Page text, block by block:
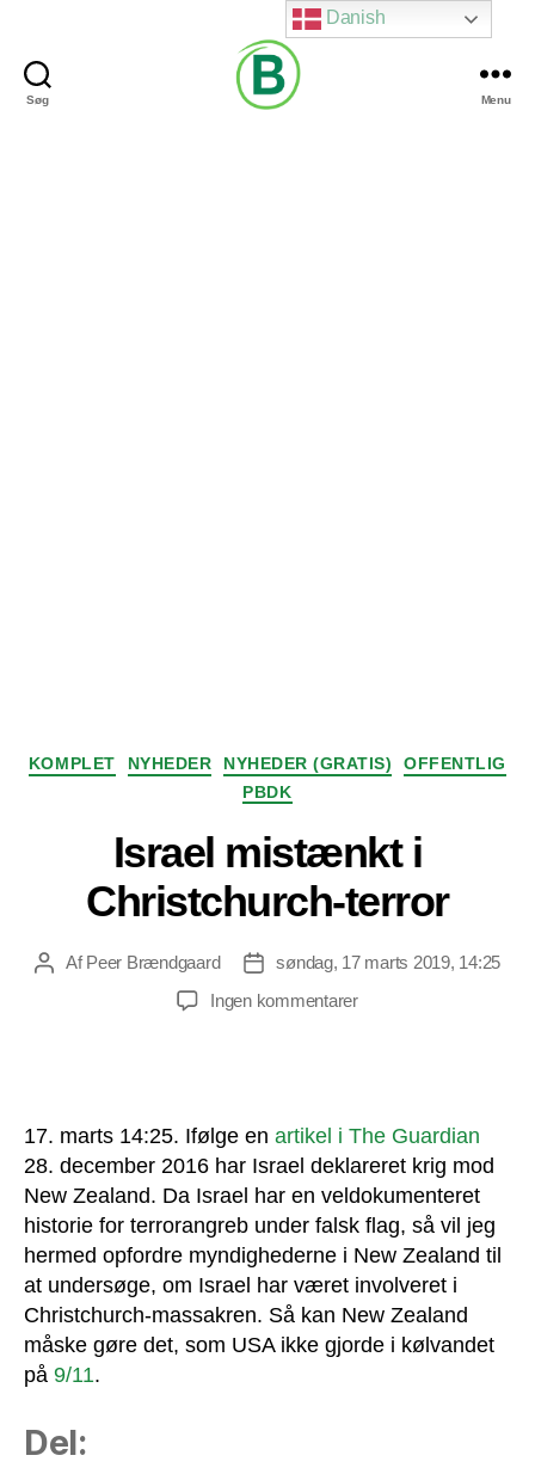
Søg Menu
Kategorier
KOMPLET NYHEDER NYHEDER (GRATIS)
OFFENTLIG
PBDK
Israel mistænkt i
Christchurch-terror
Indlægsforfatter
AfPeer Brændgaard Indlægsdato
søndag, 17 marts 2019, 14:25
Ingen kommentarertil
terror
17. marts 14:25. Ifølge en artikel i The Guardian
28. december 2016 har Israel deklareret krig mod
New Zealand. Da Israel har en veldokumenteret
historie for terrorangreb under falsk flag, så vil jeg
hermed opfordre myndighederne i New Zealand til
at undersøge, om Israel har været involveret i
Christchurch-massakren. Så kan New Zealand
måske gøre det, som USA ikke gjorde i kølvandet
på 9/11.
Del:
Danish